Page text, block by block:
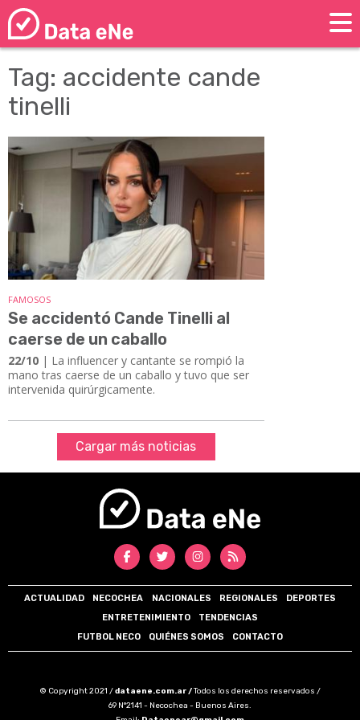
Tag: accidente cande
tinelli
FAMOSOS
Se accidentó Cande Tinelli al
caerse de un caballo
22/10 | La influencer y cantante se rompió la
mano tras caerse de un caballo y tuvo que ser
intervenida quirúrgicamente.
Cargar más noticias
ACTUALIDAD NECOCHEA NACIONALES REGIONALES
DEPORTES
ENTRETENIMIENTO
TENDENCIAS
FUTBOL NECO
QUIÉNES SOMOS CONTACTO
© Copyright 2021 /dataene.com.ar /Todos los derechos reservados /
69 N°2141 - Necochea - Buenos Aires.